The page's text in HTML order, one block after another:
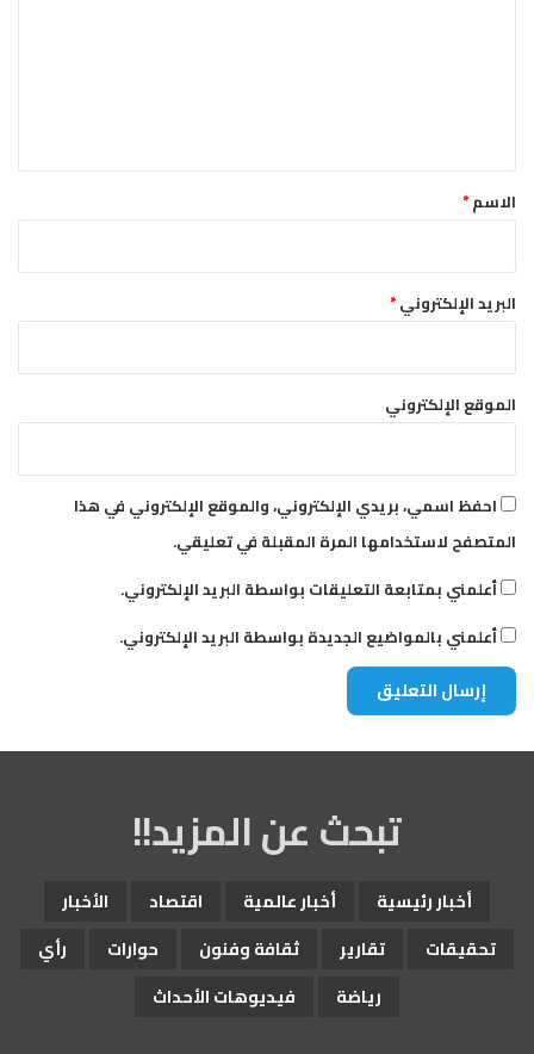
*الاسم*
البريد الإلكتروني*
الموقع الإلكتروني
احفظ اسمي، بريدي الإلكتروني، والموقع الإلكتروني في هذا
المتصفح لاستخدامها المرة المقبلة في تعليقي.
أعلمني بمتابعة التعليقات بواسطة البريد الإلكتروني.
أعلمني بالمواضيع الجديدة بواسطة البريد الإلكتروني.
تبحث عن المزيد!!
أخبار رئيسية أخبار عالمية اقتصاد
الأخبار
تحقيقات
تقارير ثقافة وفنون حوارات
رأي
رياضة
فيديوهات الأحداث